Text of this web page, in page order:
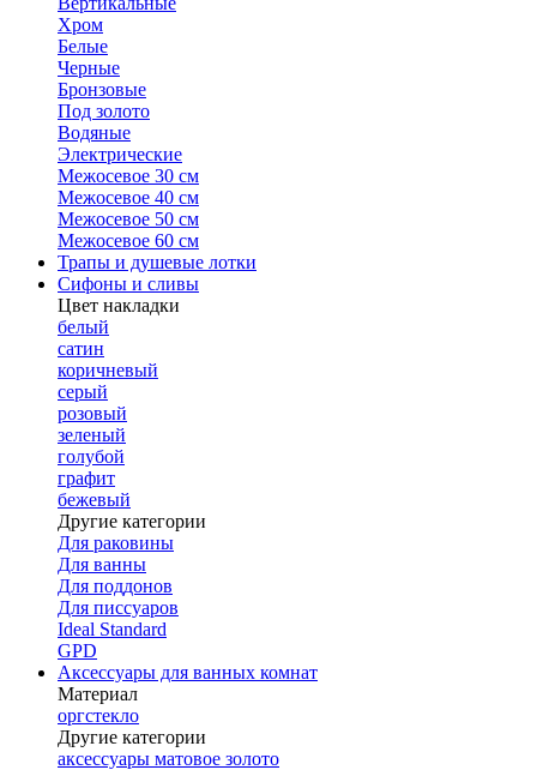
Хром
Белые
Черные
Бронзовые
Под золото
Водяные
Электрические
Межосевое 30 см
Межосевое 40 см
Межосевое 50 см
Межосевое 60 см
Трапы и душевые лотки
Сифоны и сливы
Цвет накладки
белый
сатин
коричневый
серый
розовый
зеленый
голубой
графит
бежевый
Другие категории
Для раковины
Для ванны
Для поддонов
Для писсуаров
Ideal Standard
GPD
Аксессуары для ванных комнат
Материал
оргстекло
Другие категории
аксессуары матовое золото